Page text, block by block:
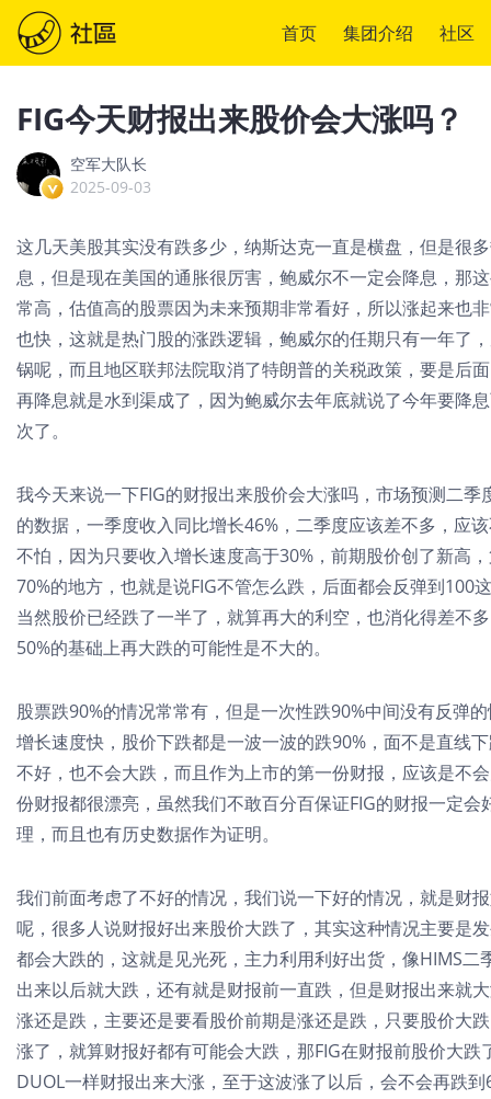
首页 集团介绍 社区
FIG今天财报出来股价会大涨吗？
空军大队长
2025-09-03
这几天美股其实没有跌多少，纳斯达克一直是横盘，但是很
息，但是现在美国的通胀很厉害，鲍威尔不一定会降息，那
常高，估值高的股票因为未来预期非常看好，所以涨起来也
也快，这就是热门股的涨跌逻辑，鲍威尔的任期只有一年了
锅呢，而且地区联邦法院取消了特朗普的关税政策，要是后
再降息就是水到渠成了，因为鲍威尔去年底就说了今年要降
次了。
我今天来说一下FIG的财报出来股价会大涨吗，市场预测二
的数据，一季度收入同比增长46%，二季度应该差不多，应
不怕，因为只要收入增长速度高于30%，前期股价创了新高
70%的地方，也就是说FIG不管怎么跌，后面都会反弹到100
当然股价已经跌了一半了，就算再大的利空，也消化得差不
50%的基础上再大跌的可能性是不大的。
股票跌90%的情况常常有，但是一次性跌90%中间没有反弹
增长速度快，股价下跌都是一波一波的跌90%，面不是直线
不好，也不会大跌，而且作为上市的第一份财报，应该是不
份财报都很漂亮，虽然我们不敢百分百保证FIG的财报一定
理，而且也有历史数据作为证明。
我们前面考虑了不好的情况，我们说一下好的情况，就是财
呢，很多人说财报好出来股价大跌了，其实这种情况主要是
都会大跌的，这就是见光死，主力利用利好出货，像HIMS
出来以后就大跌，还有就是财报前一直跌，但是财报出来就
涨还是跌，主要还是要看股价前期是涨还是跌，只要股价大
涨了，就算财报好都有可能会大跌，那FIG在财报前股价大
DUOL一样财报出来大涨，至于这波涨了以后，会不会再跌